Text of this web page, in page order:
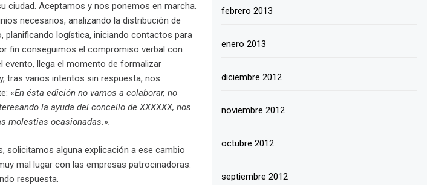
ciudad. Aceptamos y nos ponemos en marcha.
necesarios, analizando la distribución de
planificando logística, iniciando contactos para
fin conseguimos el compromiso verbal con
llega el momento de formalizar
tras varios intentos sin respuesta, nos
«En ésta edición no vamos a colaborar, no
la ayuda del concello de XXXXXX, nos
molestias ocasionadas.».
solicitamos alguna explicación a ese cambio
mal lugar con las empresas patrocinadoras.
respuesta.
febrero 2013
enero 2013
diciembre 2012
noviembre 2012
octubre 2012
septiembre 2012